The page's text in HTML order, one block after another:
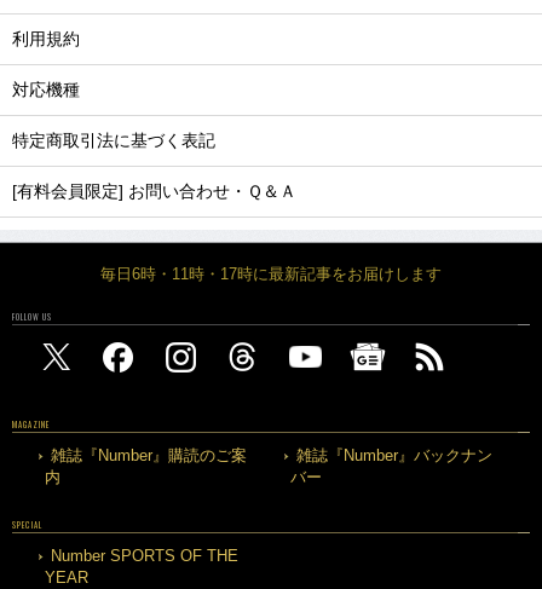
利用規約
対応機種
特定商取引法に基づく表記
[有料会員限定] お問い合わせ・Ｑ＆Ａ
毎日6時・11時・17時に最新記事をお届けします
FOLLOW US
MAGAZINE
雑誌『Number』購読のご案
内
雑誌『Number』バックナン
バー
SPECIAL
Number SPORTS OF THE
YEAR